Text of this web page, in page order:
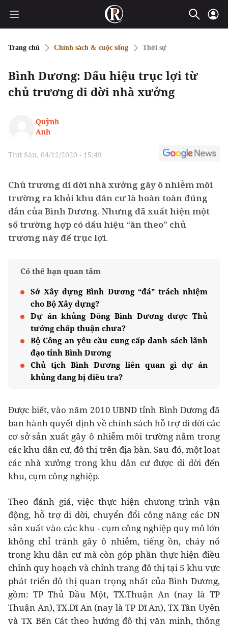
Trang chủ Chính sách & cuộc sống Thời sự
Bình Dương: Dấu hiệu trục lợi từ
chủ trương di dời nhà xưởng
Quỳnh
Anh
Thứ Sáu, 04/12/2020 - 15:49
Chủ trương di dời nhà xưởng gây ô nhiễm môi
trường ra khỏi khu dân cư là hoàn toàn đúng
đắn của Bình Dương. Nhưng đã xuất hiện một
số trường hợp có dấu hiệu “ăn theo” chủ
trương này để trục lợi.
Có thể bạn quan tâm
Sở Xây dựng Bình Dương “đá” trách nhiệm
cho Bộ Xây dựng?
Dự án khủng Đông Bình Dương được Thủ
tướng chấp thuận chưa?
Bộ Công an yêu cầu cung cấp danh sách lãnh
đạo tỉnh Bình Dương
Chủ tịch Bình Dương liên quan gì dự án
khủng đang bị điều tra?
Được biết, vào năm 2010 UBND tỉnh Bình Dương đã
ban hành quyết định về chính sách hỗ trợ di dời các
cơ sở sản xuất gây ô nhiễm môi trường nằm trong
các khu dân cư, đô thị trên địa bàn. Sau đó, một loạt
các nhà xưởng trong khu dân cư được di dời đến
khu, cụm công nghiệp.
Theo đánh giá, việc thực hiện chương trình vận
động, hỗ trợ di dời, chuyển đổi công năng các DN
sản xuất vào các khu - cụm công nghiệp quy mô lớn
không chỉ tránh gây ô nhiễm, tiếng ồn, cháy nổ
trong khu dân cư mà còn góp phần thực hiện điều
chỉnh quy hoạch và chỉnh trang đô thị tại 5 khu vực
phát triển đô thị quan trọng nhất của Bình Dương,
gồm: TP Thủ Dầu Một, TX.Thuận An (nay là TP
Thuận An), TX.Dĩ An (nay là TP Dĩ An), TX Tân Uyên
và TX Bến Cát theo hướng đô thị văn minh, thông